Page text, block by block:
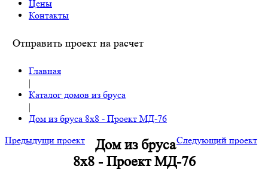
Цены
Контакты
Отправить проект на расчет
Главная
|
Каталог домов из бруса
|
Дом из бруса 8х8 - Проект МД-76
Предыдущи проект
Следующий проект
Дом из бруса
8х8 - Проект МД-76